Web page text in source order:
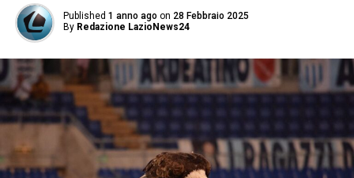
Published 1 anno ago on 28 Febbraio 2025
By Redazione LazioNews24